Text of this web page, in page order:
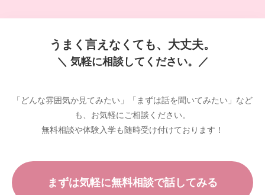
うまく言えなくても、大丈夫。
＼ 気軽に相談してください。／
「どんな雰囲気か見てみたい」「まずは話を聞いてみたい」など
も、お気軽にご相談ください。
無料相談や体験入学も随時受け付けております！
まずは気軽に無料相談で話してみる